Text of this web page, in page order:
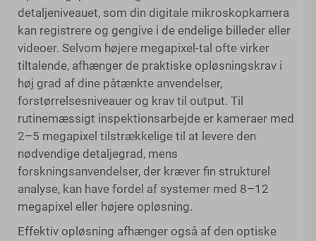
detaljeniveauet, som din digitale mikroskopkamera
kan registrere og gengive i de endelige billeder eller
videoer. Selvom højere megapixel-tal ofte virker
tiltalende, afhænger de praktiske opløsningskrav i
høj grad af dine påtænkte anvendelser,
forstørrelsesniveauer og krav til output. Til
rutinemæssigt inspektionsarbejde er kameraer med
2–5 megapixel tilstrækkelige til at levere den
nødvendige detaljegrad, mens
forskningsanvendelser, der kræver fin strukturel
analyse, kan have fordel af systemer med 8–12
megapixel eller højere opløsning.
Effektiv opløsning afhænger også af den optiske